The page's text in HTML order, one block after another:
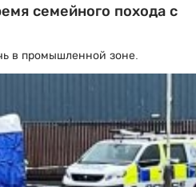
семейного похода с
в промышленной зоне.